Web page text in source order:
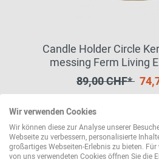
Candle Holder Circle
messing Ferm Living
89,00 CHF*
Wir verwenden Cookies
Wir können diese zur Analyse unserer
Webseite zu verbessern, personalisierte
großartiges Webseiten-Erlebnis zu bieten.
von uns verwendeten Cookies öffnen Sie die